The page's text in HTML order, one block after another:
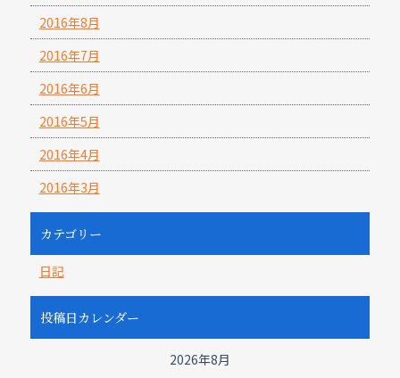
2016年8月
2016年7月
2016年6月
2016年5月
2016年4月
2016年3月
カテゴリー
日記
投稿日カレンダー
2026年8月